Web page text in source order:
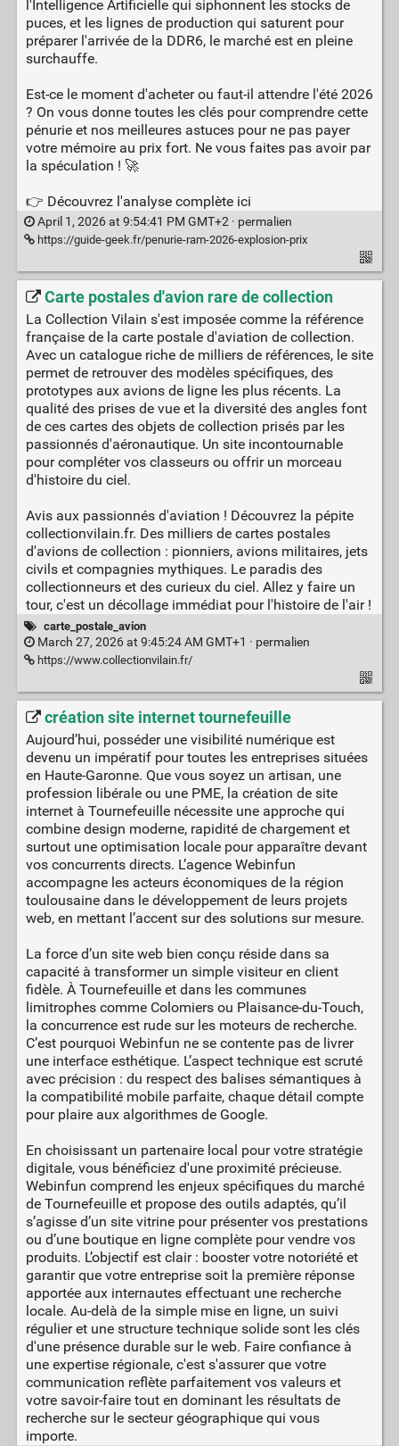
l'Intelligence Artificielle qui siphonnent les stocks de
puces, et les lignes de production qui saturent pour
préparer l'arrivée de la DDR6, le marché est en pleine
surchauffe.
Est-ce le moment d'acheter ou faut-il attendre l'été 2026
? On vous donne toutes les clés pour comprendre cette
pénurie et nos meilleures astuces pour ne pas payer
votre mémoire au prix fort. Ne vous faites pas avoir par
la spéculation ! 🚀
👉 Découvrez l'analyse complète ici
April 1, 2026 at 9:54:41 PM GMT+2 · permalien
https://guide-geek.fr/penurie-ram-2026-explosion-prix
Carte postales d'avion rare de collection
La Collection Vilain s'est imposée comme la référence
française de la carte postale d'aviation de collection.
Avec un catalogue riche de milliers de références, le site
permet de retrouver des modèles spécifiques, des
prototypes aux avions de ligne les plus récents. La
qualité des prises de vue et la diversité des angles font
de ces cartes des objets de collection prisés par les
passionnés d'aéronautique. Un site incontournable
pour compléter vos classeurs ou offrir un morceau
d'histoire du ciel.
Avis aux passionnés d'aviation ! Découvrez la pépite
collectionvilain.fr. Des milliers de cartes postales
d'avions de collection : pionniers, avions militaires, jets
civils et compagnies mythiques. Le paradis des
collectionneurs et des curieux du ciel. Allez y faire un
tour, c'est un décollage immédiat pour l'histoire de l'air !
carte_postale_avion
March 27, 2026 at 9:45:24 AM GMT+1 · permalien
https://www.collectionvilain.fr/
création site internet tournefeuille
Aujourd’hui, posséder une visibilité numérique est
devenu un impératif pour toutes les entreprises situées
en Haute-Garonne. Que vous soyez un artisan, une
profession libérale ou une PME, la création de site
internet à Tournefeuille nécessite une approche qui
combine design moderne, rapidité de chargement et
surtout une optimisation locale pour apparaître devant
vos concurrents directs. L’agence Webinfun
accompagne les acteurs économiques de la région
toulousaine dans le développement de leurs projets
web, en mettant l’accent sur des solutions sur mesure.
La force d’un site web bien conçu réside dans sa
capacité à transformer un simple visiteur en client
fidèle. À Tournefeuille et dans les communes
limitrophes comme Colomiers ou Plaisance-du-Touch,
la concurrence est rude sur les moteurs de recherche.
C’est pourquoi Webinfun ne se contente pas de livrer
une interface esthétique. L’aspect technique est scruté
avec précision : du respect des balises sémantiques à
la compatibilité mobile parfaite, chaque détail compte
pour plaire aux algorithmes de Google.
En choisissant un partenaire local pour votre stratégie
digitale, vous bénéficiez d'une proximité précieuse.
Webinfun comprend les enjeux spécifiques du marché
de Tournefeuille et propose des outils adaptés, qu’il
s’agisse d’un site vitrine pour présenter vos prestations
ou d’une boutique en ligne complète pour vendre vos
produits. L’objectif est clair : booster votre notoriété et
garantir que votre entreprise soit la première réponse
apportée aux internautes effectuant une recherche
locale. Au-delà de la simple mise en ligne, un suivi
régulier et une structure technique solide sont les clés
d'une présence durable sur le web. Faire confiance à
une expertise régionale, c'est s'assurer que votre
communication reflète parfaitement vos valeurs et
votre savoir-faire tout en dominant les résultats de
recherche sur le secteur géographique qui vous
importe.